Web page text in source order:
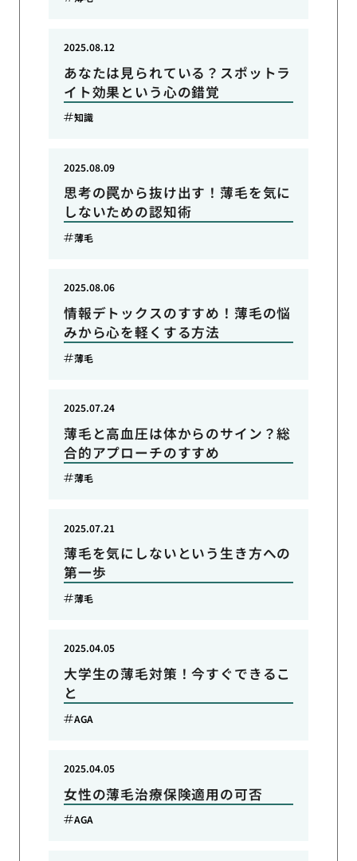
あなたは見られている？スポットラ
イト効果という心の錯覚
2025.08.12
知識
思考の罠から抜け出す！薄毛を気に
しないための認知術
2025.08.09
薄毛
情報デトックスのすすめ！薄毛の悩
みから心を軽くする方法
2025.08.06
薄毛
薄毛と高血圧は体からのサイン？総
合的アプローチのすすめ
2025.07.24
薄毛
薄毛を気にしないという生き方への
第一歩
2025.07.21
薄毛
大学生の薄毛対策！今すぐできるこ
と
2025.04.05
AGA
女性の薄毛治療保険適用の可否
2025.04.05
AGA